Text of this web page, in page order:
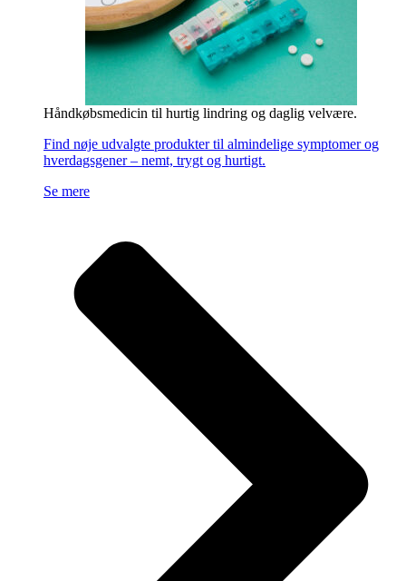
Håndkøbsmedicin til hurtig lindring og daglig velvære.
Find nøje udvalgte produkter til almindelige symptomer og
hverdagsgener – nemt, trygt og hurtigt.
Se mere